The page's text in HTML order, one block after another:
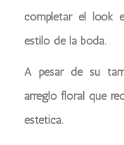
completar el look
estilo de la boda.
A pesar de su
arreglo floral que
estética.